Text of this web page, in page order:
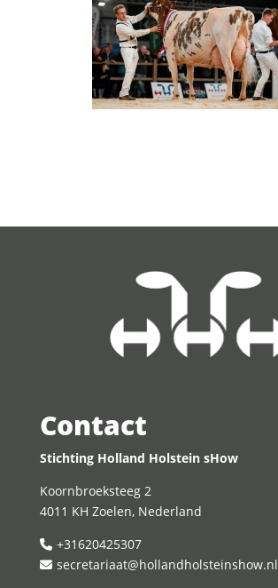
Contact
Stichting Holland Holstein sHow
Koornbroeksteeg 2
4011 KH Zoelen, Nederland
+31620425307
secretariaat@hollandholsteinshow.nl